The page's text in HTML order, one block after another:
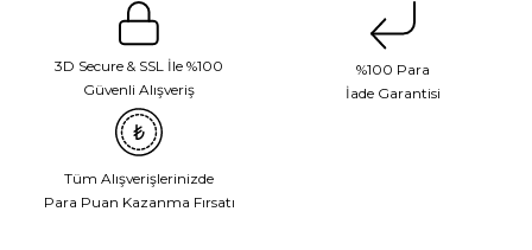
3D Secure & SSL İle %100
Güvenli Alışveriş
%100 Para
İade Garantisi
Tüm Alışverişlerinizde
Para Puan Kazanma Fırsatı